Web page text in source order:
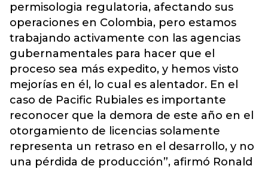
permisologia regulatoria, afectando sus
operaciones en Colombia, pero estamos
trabajando activamente con las agencias
gubernamentales para hacer que el
proceso sea más expedito, y hemos visto
mejorías en él, lo cual es alentador. En el
caso de Pacific Rubiales es importante
reconocer que la demora de este año en el
otorgamiento de licencias solamente
representa un retraso en el desarrollo, y no
una pérdida de producción”, afirmó Ronald